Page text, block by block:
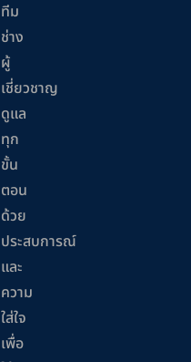
ทีม
ช่าง
ผู้
เชี่ยวชาญ
ดูแล
ทุก
ขั้น
ตอน
ด้วย
ประสบการณ์
และ
ความ
ใส่ใจ
เพื่อ